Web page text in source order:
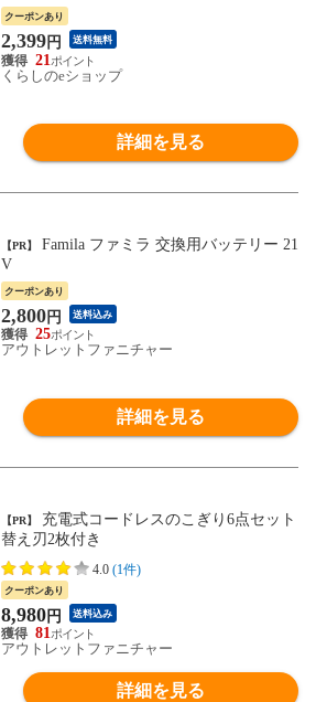
ぎり ノコギリ 鋸 切断工具 高芝ギムネ製作
所 【送料無料】
クーポンあり
2,399円 送料無料
21
くらしのeショップ
詳細を見る
【PR】
V
クーポンあり
2,800円 送料込み
25
アウトレットファニチャー
詳細を見る
【PR】
替え刃2枚付き
4.0 (1件)
クーポンあり
8,980円 送料込み
81
アウトレットファニチャー
詳細を見る